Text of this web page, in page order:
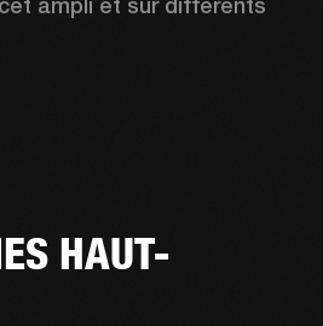
ampli et sur différents
HAUT-